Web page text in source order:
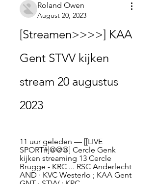
Roland Owen
August 20, 2023
[Streamen>>>>] KAA
Gent STVV kijken
stream 20 augustus
2023
11 uur geleden — [[LIVE
SPORT#]@@@] Cercle Genk
kijken streaming 13 Cercle
Brugge - KRC ... RSC Anderlecht
AND · KVC Westerlo ; KAA Gent